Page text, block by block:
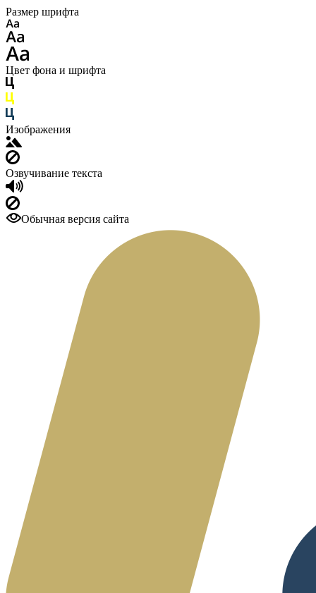
Размер шрифта
Цвет фона и шрифта
Изображения
Озвучивание текста
Обычная версия сайта